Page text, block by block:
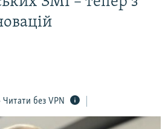
Читати без VPN